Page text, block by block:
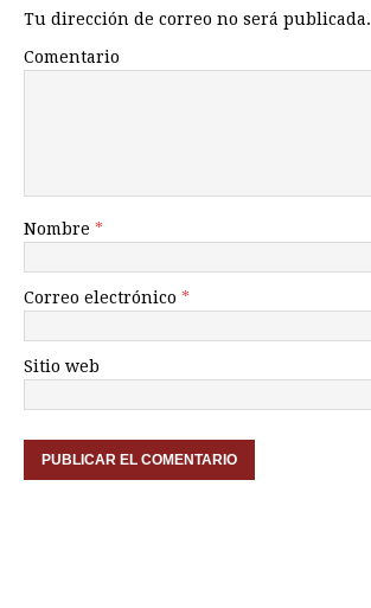
Tu dirección de correo no será publicada.
Comentario
Nombre *
Correo electrónico *
Sitio web